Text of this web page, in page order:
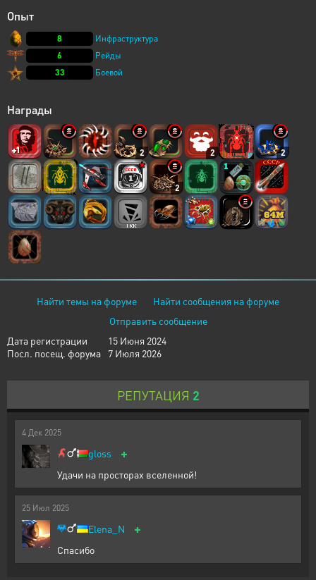
Опыт
8
Инфраструктура
6
Рейды
33
Боевой
Награды
2 2 2
2
Найти темы на форуме
Найти сообщения на форуме
Отправить сообщение
Дата регистрации
15 Июня 2024
Посл. посещ. форума
7 Июля 2026
РЕПУТАЦИЯ 2
4 Дек 2025
gloss +
Удачи на просторах вселенной!
25 Июл 2025
Elena_N +
Спасибо